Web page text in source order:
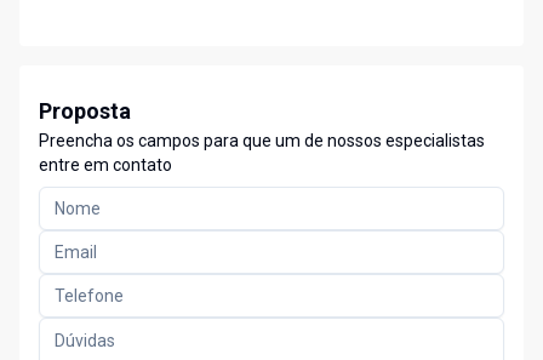
Proposta
Preencha os campos para que um de nossos especialistas
entre em contato